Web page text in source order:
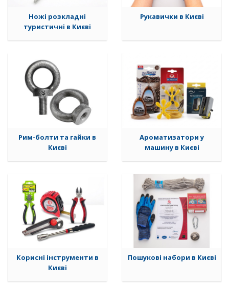
Ножі розкладні
туристичні в Києві
Рукавички в Києві
Рим-болти та гайки в
Києві
Ароматизатори у
машину в Києві
Корисні інструменти в
Києві
Пошукові набори в Києві